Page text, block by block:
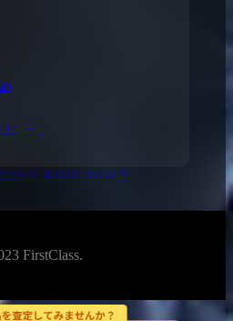
シー
会許可 第304371805541号
FirstClass.